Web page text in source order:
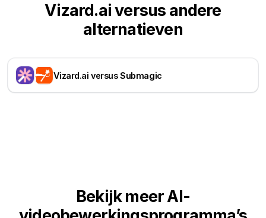
Vizard.ai versus andere
alternatieven
Vizard.ai versus Submagic
Bekijk meer AI-